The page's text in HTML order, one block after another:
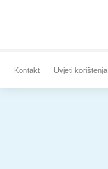
Kontakt Uvjeti korištenja